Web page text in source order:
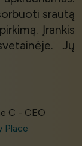
srautą
Įrankis
Jų
C - CEO
Place